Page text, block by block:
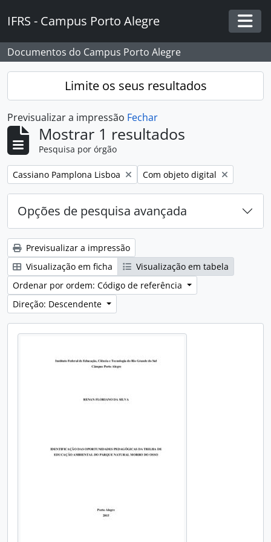
IFRS - Campus Porto Alegre
Documentos do Campus Porto Alegre
Limite os seus resultados
Previsualizar a impressão Fechar
Mostrar 1 resultados
Pesquisa por órgão
Remover filtro:
Cassiano Pamplona Lisboa Remover filtro:
Com objeto digital
Opções de pesquisa avançada
Previsualizar a impressão
Visualização em ficha
Visualização em tabela
Ordenar por ordem: Código de referência
Direção: Descendente